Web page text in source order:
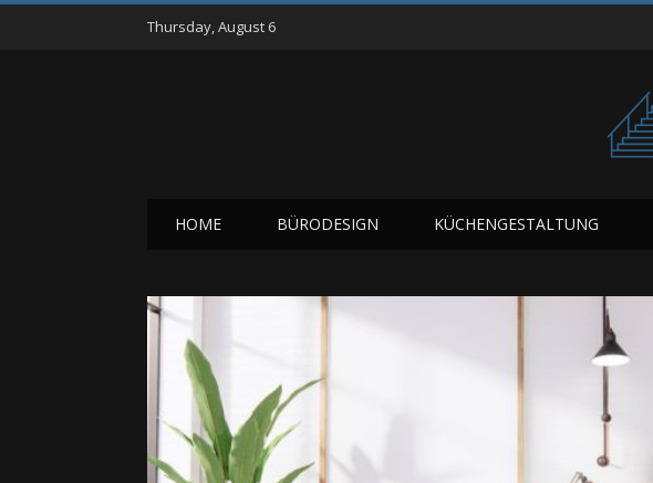
Thursday, August 6
HOME BÜRODESIGN KÜCHENGESTALTUNG